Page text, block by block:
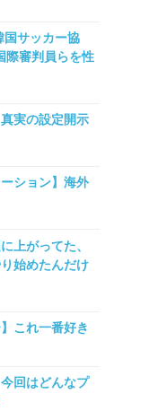
国サッカー協
審判員らを性
実の設定開示
ーション】海外
上がってた、
始めたんだけ
これ一番好き
今回はどんなプ